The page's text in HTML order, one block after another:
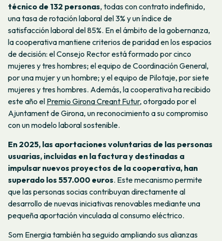
técnico de 132 personas, todas con contrato indefinido,
una tasa de rotación laboral del 3% y un índice de
satisfacción laboral del 85%. En el ámbito de la gobernanza,
la cooperativa mantiene criterios de paridad en los espacios
de decisión: el Consejo Rector está formado por cinco
mujeres y tres hombres; el equipo de Coordinación General,
por una mujer y un hombre; y el equipo de Pilotaje, por siete
mujeres y tres hombres. Además, la cooperativa ha recibido
este año el Premio Girona Creant Futur, otorgado por el
Ajuntament de Girona, un reconocimiento a su compromiso
con un modelo laboral sostenible.
En 2025, las aportaciones voluntarias de las personas
usuarias, incluidas en la factura y destinadas a
impulsar nuevos proyectos de la cooperativa, han
superado los 557.000 euros. Este mecanismo permite
que las personas socias contribuyan directamente al
desarrollo de nuevas iniciativas renovables mediante una
pequeña aportación vinculada al consumo eléctrico.
Som Energia también ha seguido ampliando sus alianzas